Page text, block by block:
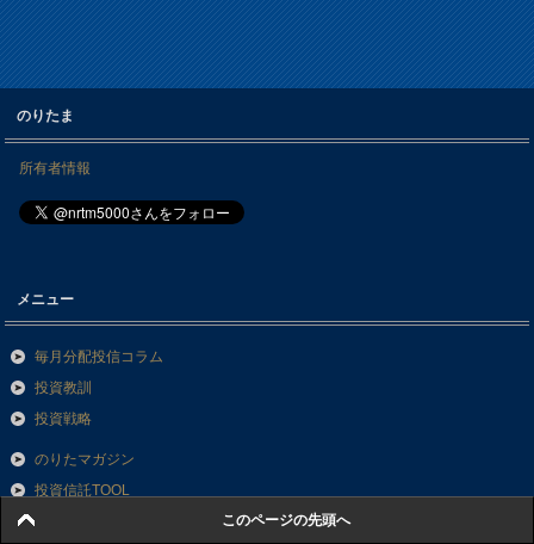
のりたま
所有者情報
メニュー
毎月分配投信コラム
投資教訓
投資戦略
のりたマガジン
投資信託TOOL
このページの先頭へ